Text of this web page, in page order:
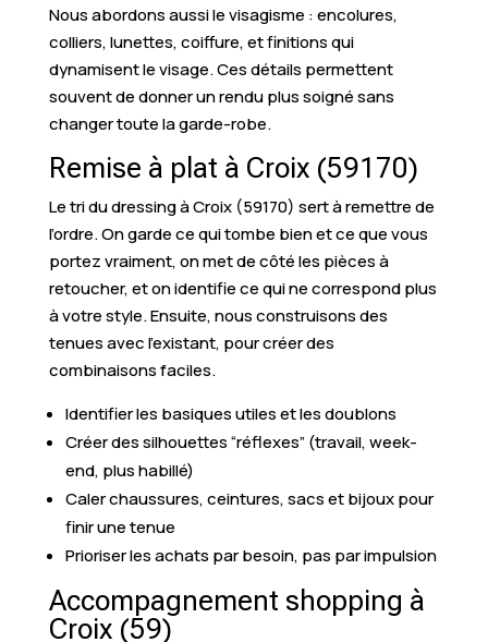
Nous abordons aussi le visagisme : encolures,
colliers, lunettes, coiffure, et finitions qui
dynamisent le visage. Ces détails permettent
souvent de donner un rendu plus soigné sans
changer toute la garde-robe.
Remise à plat à Croix (59170)
Le tri du dressing à Croix (59170) sert à remettre de
l’ordre. On garde ce qui tombe bien et ce que vous
portez vraiment, on met de côté les pièces à
retoucher, et on identifie ce qui ne correspond plus
à votre style. Ensuite, nous construisons des
tenues avec l’existant, pour créer des
combinaisons faciles.
Identifier les basiques utiles et les doublons
Créer des silhouettes “réflexes” (travail, week-
end, plus habillé)
Caler chaussures, ceintures, sacs et bijoux pour
finir une tenue
Prioriser les achats par besoin, pas par impulsion
Accompagnement shopping à
Croix (59)